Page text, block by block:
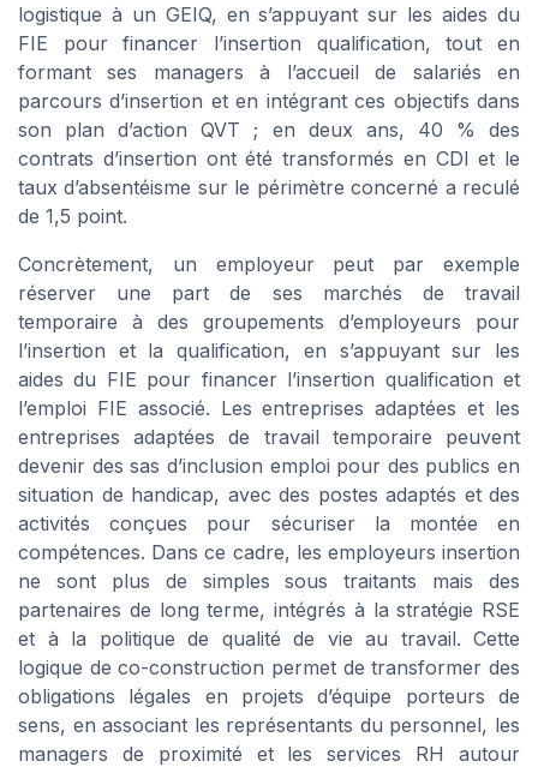
logistique à un GEIQ, en s’appuyant sur les aides du
FIE pour financer l’insertion qualification, tout en
formant ses managers à l’accueil de salariés en
parcours d’insertion et en intégrant ces objectifs dans
son plan d’action QVT ; en deux ans, 40 % des
contrats d’insertion ont été transformés en CDI et le
taux d’absentéisme sur le périmètre concerné a reculé
de 1,5 point.
Concrètement, un employeur peut par exemple
réserver une part de ses marchés de travail
temporaire à des groupements d’employeurs pour
l’insertion et la qualification, en s’appuyant sur les
aides du FIE pour financer l’insertion qualification et
l’emploi FIE associé. Les entreprises adaptées et les
entreprises adaptées de travail temporaire peuvent
devenir des sas d’inclusion emploi pour des publics en
situation de handicap, avec des postes adaptés et des
activités conçues pour sécuriser la montée en
compétences. Dans ce cadre, les employeurs insertion
ne sont plus de simples sous traitants mais des
partenaires de long terme, intégrés à la stratégie RSE
et à la politique de qualité de vie au travail. Cette
logique de co-construction permet de transformer des
obligations légales en projets d’équipe porteurs de
sens, en associant les représentants du personnel, les
managers de proximité et les services RH autour